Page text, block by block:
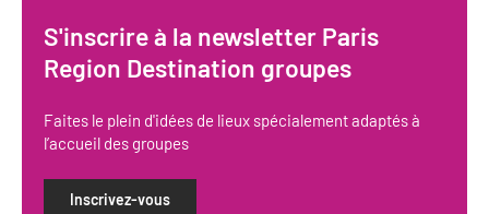
S'inscrire à la newsletter Paris
Region Destination groupes
Faites le plein d'idées de lieux spécialement adaptés à
l’accueil des groupes
Inscrivez-vous